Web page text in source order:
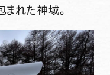
れた神域。